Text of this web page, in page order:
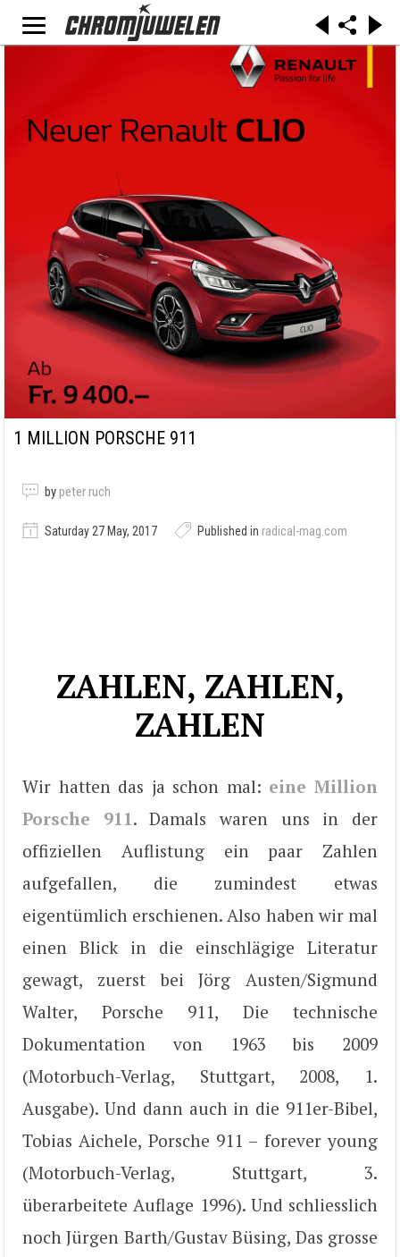
1 MILLION PORSCHE 911
by peter ruch
Saturday 27 May, 2017 Published in radical-mag.com
ZAHLEN, ZAHLEN,
ZAHLEN
Wir hatten das ja schon mal: eine Million
Porsche 911. Damals waren uns in der
offiziellen Auflistung ein paar Zahlen
aufgefallen, die zumindest etwas
eigentümlich erschienen. Also haben wir mal
einen Blick in die einschlägige Literatur
gewagt, zuerst bei Jörg Austen/Sigmund
Walter, Porsche 911, Die technische
Dokumentation von 1963 bis 2009
(Motorbuch-Verlag, Stuttgart, 2008, 1.
Ausgabe). Und dann auch in die 911er-Bibel,
Tobias Aichele, Porsche 911 – forever young
(Motorbuch-Verlag, Stuttgart, 3.
überarbeitete Auflage 1996). Und schliesslich
noch Jürgen Barth/Gustav Büsing, Das grosse